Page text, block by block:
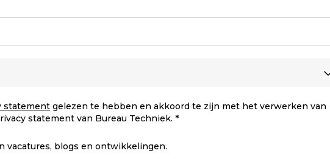
statement gelezen te hebben en akkoord te zijn met het verwerken van
statement van Bureau Techniek.
vacatures, blogs en ontwikkelingen.